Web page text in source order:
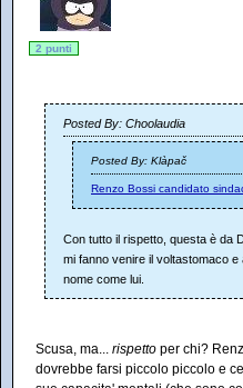
2 punti
Posted By: Choolaudia
Posted By: Klàpač
Renzo Bossi candidato
Con tutto il rispetto, questa è da
mi fanno venire il voltastomaco
nome come lui.
Scusa, ma... rispetto per chi?
dovrebbe farsi piccolo piccolo e